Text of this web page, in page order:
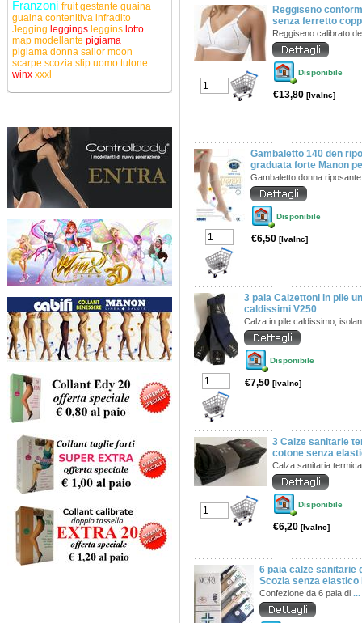
Franzoni fruitgestante guaina
guaina contenitiva infradito
Jegging leggings leggins lotto
map modellante pigiama
pigiama donna sailor moon
scarpe scozia slip uomo tutone
winx xxxl
Reggiseno
senza ferretto
Reggiseno calibrato
Disponibile
€13,80 [IvaInc]
Gambaletto 140 den
graduata forte Manon
Gambaletto donna
Disponibile
€6,50 [IvaInc]
3 paia Calzettoni in pile
caldissimi V250
Calza in pile caldissimo,
Disponibile
€7,50 [IvaInc]
3 Calze sanitarie
cotone senza
Calza sanitaria
Disponibile
€6,20 [IvaInc]
6 paia calze sanitarie
Scozia senza elastico
Confezione da 6 paia di ...